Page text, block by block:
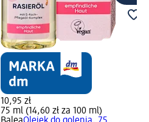
10,95 zł
75 ml (14,60 zł za 100 ml)